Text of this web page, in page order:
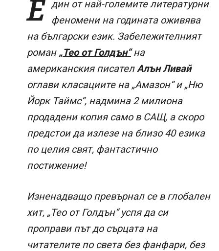
Е
дин от най-големите литературни
феномени на годината оживява
на български език. Забележителният
роман „Тео от Голдън“на
американския писател Алън Ливай
оглави класациите на „Амазон“ и „Ню
Йорк Таймс“, надмина 2 милиона
продадени копия само в САЩ, а скоро
предстои да излезе на близо 40 езика
по целия свят, фантастично
постижение!
Изненадващо превърнал се в глобален
хит, „Тео от Голдън“ успя да си
проправи път до сърцата на
читателите по света без фанфари, без